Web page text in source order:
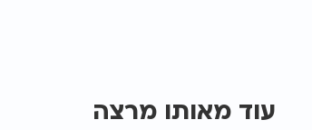
עוד מאותו מרצה